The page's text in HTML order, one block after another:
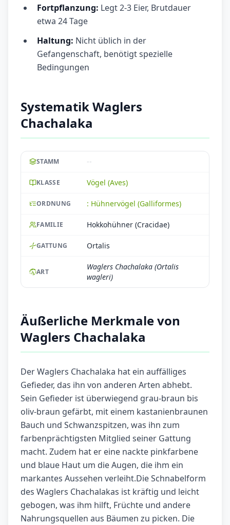
Fortpflanzung: Legt 2-3 Eier, Brutdauer
etwa 24 Tage
Haltung: Nicht üblich in der
Gefangenschaft, benötigt spezielle
Bedingungen
Systematik Waglers
Chachalaka
STAMM --
KLASSE Vögel (Aves)
ORDNUNG : Hühnervögel (Galliformes)
FAMILIE Hokkohühner (Cracidae)
GATTUNG Ortalis
ART
Waglers Chachalaka (Ortalis
wagleri)
Äußerliche Merkmale von
Waglers Chachalaka
Der Waglers Chachalaka hat ein auffälliges
Gefieder, das ihn von anderen Arten abhebt.
Sein Gefieder ist überwiegend grau-braun bis
oliv-braun gefärbt, mit einem kastanienbraunen
Bauch und Schwanzspitzen, was ihn zum
farbenprächtigsten Mitglied seiner Gattung
macht. Zudem hat er eine nackte pinkfarbene
und blaue Haut um die Augen, die ihm ein
markantes Aussehen verleiht.Die Schnabelform
des Waglers Chachalakas ist kräftig und leicht
gebogen, was ihm hilft, Früchte und andere
Nahrungsquellen aus Bäumen zu picken. Die